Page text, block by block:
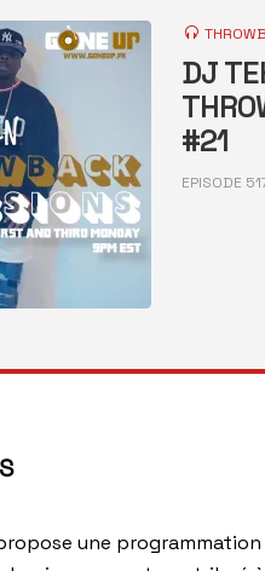
DJ
#21
EPISODE
une